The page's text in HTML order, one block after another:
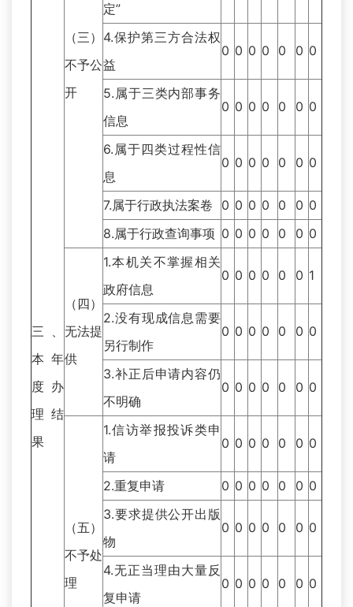
三、
本年
度办
理结
果
（三）
不予公
开
定”
4.保护第三方合法权
益
0 0 0 0 0 0 0
5.属于三类内部事务
信息
0 0 0 0 0 0 0
6.属于四类过程性信
息
0 0 0 0 0 0 0
7.属于行政执法案卷 0 0 0 0 0 0 0
8.属于行政查询事项 0 0 0 0 0 0 0
（四）
无法提
供
1.本机关不掌握相关
政府信息
0 0 0 0 0 0 1
2.没有现成信息需要
另行制作
0 0 0 0 0 0 0
3.补正后申请内容仍
不明确
0 0 0 0 0 0 0
（五）
不予处
理
1.信访举报投诉类申
请
0 0 0 0 0 0 0
2.重复申请 0 0 0 0 0 0 0
3.要求提供公开出版
物
0 0 0 0 0 0 0
4.无正当理由大量反
复申请
0 0 0 0 0 0 0